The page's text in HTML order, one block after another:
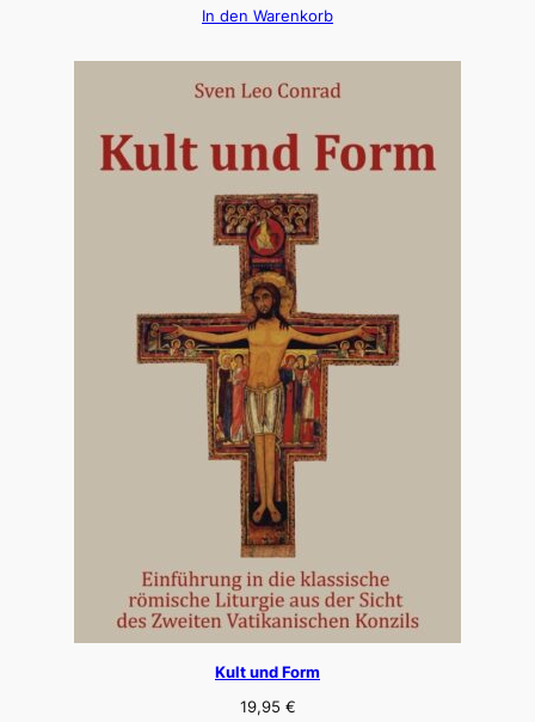
In den Warenkorb
Kult und Form
19,95 €